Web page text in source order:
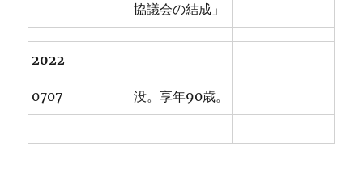
協議会の結成」
2022
0707 没。享年90歳。